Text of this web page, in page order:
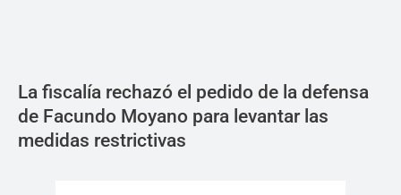
La fiscalía rechazó el pedido de la defensa
de Facundo Moyano para levantar las
medidas restrictivas